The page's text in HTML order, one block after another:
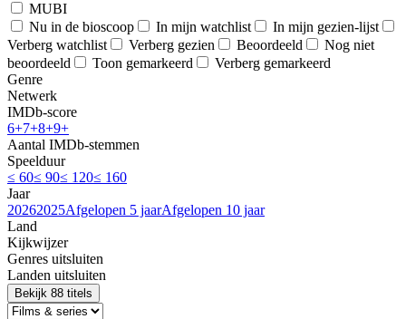
MUBI
Nu in de bioscoop
In mijn watchlist
In mijn gezien-lijst
Verberg watchlist
Verberg gezien Beoordeeld
Nog niet
beoordeeld
Toon gemarkeerd
Verberg gemarkeerd
Genre
Netwerk
IMDb-score
6+7+8+9+
Aantal IMDb-stemmen
Speelduur
≤ 60≤ 90≤ 120≤ 160
Jaar
20262025Afgelopen 5 jaarAfgelopen 10 jaar
Land
Kijkwijzer
Genres uitsluiten
Landen uitsluiten
Bekijk 88 titels